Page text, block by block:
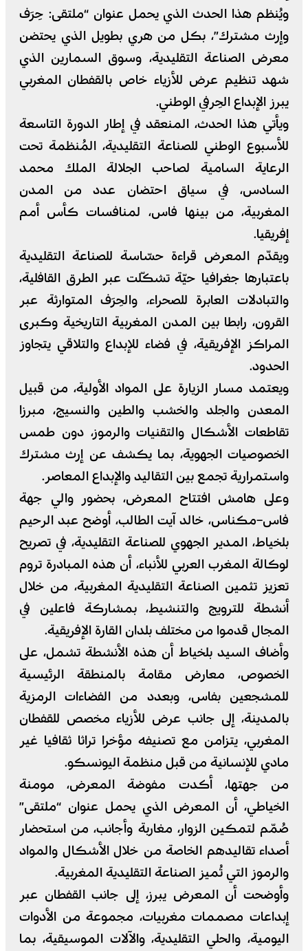
ويُنظم هذا الحدث الذي يحمل عنوان “ملتقى: حِرَف
وإرث مشترك”، بكل من هري بطويل الذي يحتضن
معرض الصناعة التقليدية، وسوق السمارين الذي
شهد تنظيم عرض للأزياء خاص بالقفطان المغربي
يبرز الإبداع الحِرفي الوطني.
ويأتي هذا الحدث، المنعقد في إطار الدورة التاسعة
للأسبوع الوطني للصناعة التقليدية، المُنظمة تحت
الرعاية السامية لصاحب الجلالة الملك محمد
السادس، في سياق احتضان عدد من المدن
المغربية، من بينها فاس، لمنافسات كأس أمم
إفريقيا.
ويقدّم المعرض قراءة حسّاسة للصناعة التقليدية
باعتبارها جغرافيا حيّة تشكّلت عبر الطرق القافلية،
والتبادلات العابرة للصحراء، والحِرَف المتوارثة عبر
القرون، رابطا بين المدن المغربية التاريخية وكبرى
المراكز الإفريقية، في فضاء للإبداع والتلاقي يتجاوز
الحدود.
ويعتمد مسار الزيارة على المواد الأولية، من قبيل
المعدن والجلد والخشب والطين والنسيج، مبرزا
تقاطعات الأشكال والتقنيات والرموز، دون طمس
الخصوصيات الجهوية، بما يكشف عن إرث مشترك
واستمرارية تجمع بين التقاليد والإبداع المعاصر.
وعلى هامش افتتاح المعرض، بحضور والي جهة
فاس–مكناس، خالد آيت الطالب، أوضح عبد الرحيم
بلخياط، المدير الجهوي للصناعة التقليدية، في تصريح
لوكالة المغرب العربي للأنباء، أن هذه المبادرة تروم
تعزيز تثمين الصناعة التقليدية المغربية، من خلال
أنشطة للترويج والتنشيط، بمشاركة فاعلين في
المجال قدموا من مختلف بلدان القارة الإفريقية.
وأضاف السيد بلخياط أن هذه الأنشطة تشمل، على
الخصوص، معارض مقامة بالمنطقة الرئيسية
للمشجعين بفاس، وبعدد من الفضاءات الرمزية
بالمدينة، إلى جانب عرض للأزياء مخصص للقفطان
المغربي، يتزامن مع تصنيفه مؤخرا تراثا ثقافيا غير
مادي للإنسانية من قبل منظمة اليونسكو.
من جهتها، أكدت مفوضة المعرض، مومنة
الخياطي، أن المعرض الذي يحمل عنوان “ملتقى”
صُمّم لتمكين الزوار، مغاربة وأجانب، من استحضار
أصداء تقاليدهم الخاصة من خلال الأشكال والمواد
والرموز التي تُميز الصناعة التقليدية المغربية.
وأوضحت أن المعرض يبرز، إلى جانب القفطان عبر
إبداعات مصممات مغربيات، مجموعة من الأدوات
اليومية، والحلي التقليدية، والآلات الموسيقية، بما